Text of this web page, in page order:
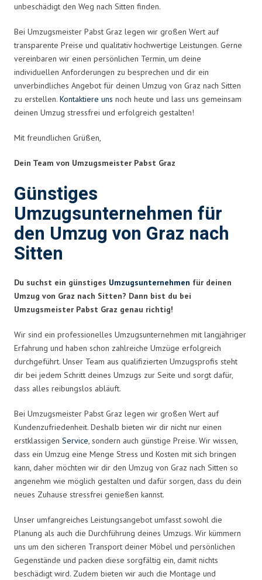
unbeschädigt den Weg nach Sitten finden.
Bei Umzugsmeister Pabst Graz legen wir großen Wert auf
transparente Preise und qualitativ hochwertige Leistungen. Gerne
vereinbaren wir einen persönlichen Termin, um deine
individuellen Anforderungen zu besprechen und dir ein
unverbindliches Angebot für deinen Umzug von Graz nach Sitten
zu erstellen. Kontaktiere uns noch heute und lass uns gemeinsam
deinen Umzug stressfrei und erfolgreich gestalten!
Mit freundlichen Grüßen,
Dein Team von Umzugsmeister Pabst Graz
Günstiges
Umzugsunternehmen für
den Umzug von Graz nach
Sitten
Du suchst ein günstiges Umzugsunternehmen für deinen
Umzug von Graz nach Sitten? Dann bist du bei
Umzugsmeister Pabst Graz genau richtig!
Wir sind ein professionelles Umzugsunternehmen mit langjähriger
Erfahrung und haben schon zahlreiche Umzüge erfolgreich
durchgeführt. Unser Team aus qualifizierten Umzugsprofis steht
dir bei jedem Schritt deines Umzugs zur Seite und sorgt dafür,
dass alles reibungslos abläuft.
Bei Umzugsmeister Pabst Graz legen wir großen Wert auf
Kundenzufriedenheit. Deshalb bieten wir dir nicht nur einen
erstklassigen Service, sondern auch günstige Preise. Wir wissen,
dass ein Umzug eine Menge Stress und Kosten mit sich bringen
kann, daher möchten wir dir den Umzug von Graz nach Sitten so
angenehm wie möglich gestalten und dafür sorgen, dass du dein
neues Zuhause stressfrei genießen kannst.
Unser umfangreiches Leistungsangebot umfasst sowohl die
Planung als auch die Durchführung deines Umzugs. Wir kümmern
uns um den sicheren Transport deiner Möbel und persönlichen
Gegenstände und packen diese sorgfältig ein, damit nichts
beschädigt wird. Zudem bieten wir auch die Montage und